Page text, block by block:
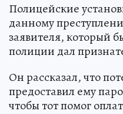
Полицейские
данному
заявителя, который
полиции дал
Он рассказал, что
предоставил ему
чтобы тот помог